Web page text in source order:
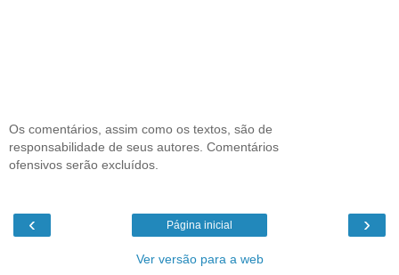
Os comentários, assim como os textos, são de
responsabilidade de seus autores. Comentários
ofensivos serão excluídos.
‹ ›
Página inicial
Ver versão para a web